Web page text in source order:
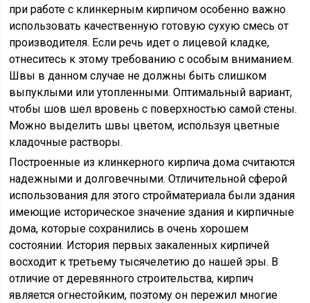
при работе с клинкерным кирпичом особенно важно
использовать качественную готовую сухую смесь от
производителя. Если речь идет о лицевой кладке,
отнеситесь к этому требованию с особым вниманием.
Швы в данном случае не должны быть слишком
выпуклыми или утопленными. Оптимальный вариант,
чтобы шов шел вровень с поверхностью самой стены.
Можно выделить швы цветом, используя цветные
кладочные растворы.
Построенные из клинкерного кирпича дома считаются
надежными и долговечными. Отличительной сферой
использования для этого стройматериала были здания
имеющие историческое значение здания и кирпичные
дома, которые сохранились в очень хорошем
состоянии. История первых закаленных кирпичей
восходит к третьему тысячелетию до нашей эры. В
отличие от деревянного строительства, кирпич
является огнестойким, поэтому он пережил многие